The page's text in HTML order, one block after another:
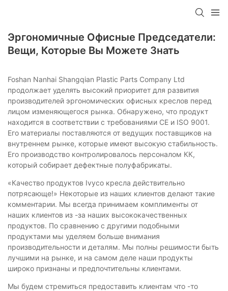
Эргономичные Офисные Председатели:
Вещи, Которые Вы Можете Знать
Foshan Nanhai Shangqian Plastic Parts Company Ltd
продолжает уделять высокий приоритет для развития
производителей эргономических офисных креслов перед
лицом изменяющегося рынка. Обнаружено, что продукт
находится в соответствии с требованиями CE и ISO 9001.
Его материалы поставляются от ведущих поставщиков на
внутреннем рынке, которые имеют высокую стабильность.
Его производство контролировалось персоналом КК,
который собирает дефектные полуфабрикаты.
«Качество продуктов Ivyco кресла действительно
потрясающе!» Некоторые из наших клиентов делают такие
комментарии. Мы всегда принимаем комплименты от
наших клиентов из -за наших высококачественных
продуктов. По сравнению с другими подобными
продуктами мы уделяем больше внимания
производительности и деталям. Мы полны решимости быть
лучшими на рынке, и на самом деле наши продукты
широко признаны и предпочтительны клиентами.
Мы будем стремиться предоставить клиентам что -то